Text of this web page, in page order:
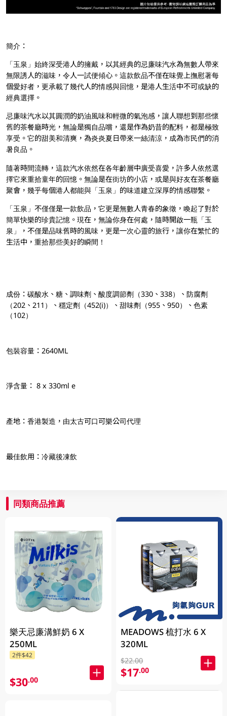
簡介：
「玉泉」始終深受港人的擁戴，以其經典的忌廉味汽水為無數人帶來
無限誘人的滋味，令人一試便傾心。這款飲品不僅在味覺上撫慰著每
個愛好者，更承載了幾代人的情感與回憶，是港人生活中不可或缺的
經典選擇。
忌廉味汽水以其圓潤的奶油風味和輕微的氣泡感，讓人聯想到那些懷
舊的茶餐廳時光，無論是獨自品嚐，還是作為奶昔的配料，都是極致
享受。它的甜美和清爽，為炎炎夏日帶來一絲清涼，成為市民們的消
暑良品。
隨著時間流轉，這款汽水依然在各年齡層中廣受喜愛，許多人依然選
擇它來重拾童年的回憶。無論是在街坊的小店，或是與好友在茶餐廳
聚會，幾乎每個港人都能與「玉泉」的味道建立深厚的情感聯繫。
「玉泉」不僅僅是一款飲品，它更是無數人青春的象徵，喚起了對於
簡單快樂的珍貴記憶。現在，無論你身在何處，隨時開啟一瓶「玉
泉」，不僅是品味舊時的風味，更是一次心靈的旅行，讓你在繁忙的
生活中，重拾那些美好的瞬間！
成份：碳酸水、糖、調味劑、酸度調節劑（330、338）、防腐劑
（202、211）、穩定劑（452(i)）、甜味劑（955、950）、色素
（102）
包裝容量：2640ML
淨含量： 8 x 330ml e
產地：香港製造，由太古可口可樂公司代理
最佳飲用：冷藏後凍飲
同類商品推薦
樂天忌廉溝鮮奶 6 X
250ML
2件$42
$30.00
MEADOWS 梳打水 6 X
320ML
$22.00
$17.00